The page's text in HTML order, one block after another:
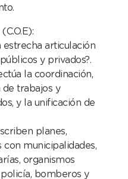
estrecha articulación
y privados?.
la coordinación,
trabajos y
y la unificación de
planes,
municipalidades,
organismos
bomberos y